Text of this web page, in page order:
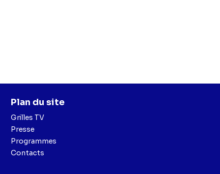
Plan du site
Grilles TV
Presse
Programmes
Contacts